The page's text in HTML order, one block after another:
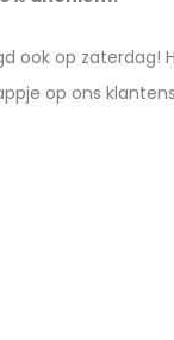
ook op zaterdag!
op ons